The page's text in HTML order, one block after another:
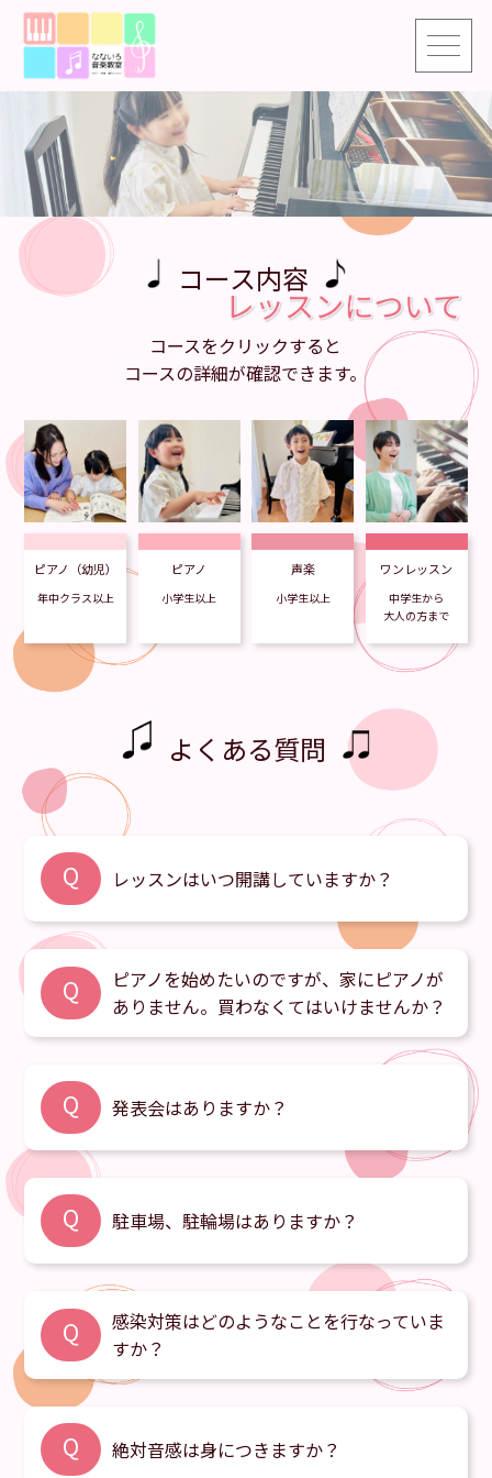
コース内容
コースをクリックすると
コースの詳細が確認できます。
ピアノ（幼児）
年中クラス以上
ピアノ
小学生以上
声楽
小学生以上
ワンレッスン
中学生から
大人の方まで
よくある質問
Q レッスンはいつ開講していますか？
A
火～土曜日です（日曜日、月曜日は休講）。詳し
くは こちら をご覧ください。
Q
ピアノを始めたいのですが、家にピアノが
ありません。買わなくてはいけませんか？
A
週に一度レッスンの時だけ弾くのと、毎日お家で
方が上達します。最近は本物のピアノに近い電子
ものもあります。ぜひ一度いろいろ見くらべて見
Q 発表会はありますか？
A
例年、年に1回以上発表の機会があります。参加
Q 駐車場、駐輪場はありますか？
A
駐輪場3台あり。駐車場はありませんので、近く
のパーキングをご利用ください。
Q
感染対策はどのようなことを行なっていま
すか？
スシールドを着用していただきます。生徒さんの
Q 絶対音感は身につきますか？